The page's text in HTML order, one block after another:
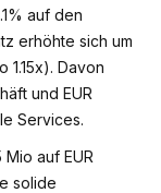
auf den
erhöhte sich um
1.15x). Davon
und EUR
Services.
auf EUR
solide